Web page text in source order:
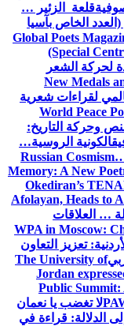
قلعة الزئير …
الخاص بآسيا
Global Poets
(Special
لحركة الشعر
New Medals
لقراءات شعرية
World Peace
وحركة التاريخ:
الكونية الروسية…
Russian
Memory: A New
Okediran’s
Afolayan, Heads to
… العلاقات
WPA in Moscow:
تعزيز التعاون
The University of
Jordan
Public
لا تغضب يا نعمان
الدلالة: قراءة في